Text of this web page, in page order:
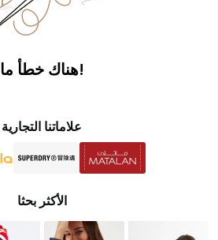
!هناك خطأ ما
علاماتنا التجارية
الأكثر بحثا